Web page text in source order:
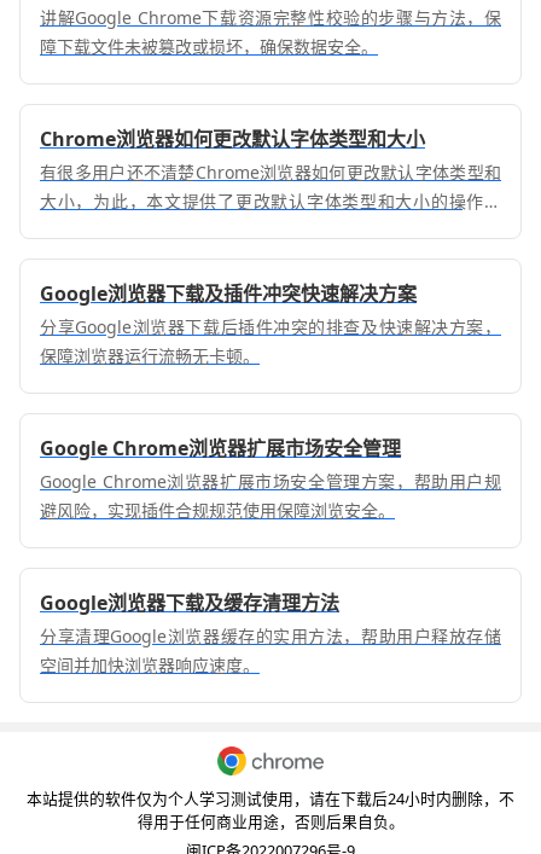
讲解Google Chrome下载资源完整性校验的步骤与方法，保
障下载文件未被篡改或损坏，确保数据安全。
Chrome浏览器如何更改默认字体类型和大小
有很多用户还不清楚Chrome浏览器如何更改默认字体类型和
大小，为此，本文提供了更改默认字体类型和大小的操作方
Google浏览器下载及插件冲突快速解决方案
分享Google浏览器下载后插件冲突的排查及快速解决方案，
保障浏览器运行流畅无卡顿。
Google Chrome浏览器扩展市场安全管理
Google Chrome浏览器扩展市场安全管理方案，帮助用户规
避风险，实现插件合规规范使用保障浏览安全。
Google浏览器下载及缓存清理方法
分享清理Google浏览器缓存的实用方法，帮助用户释放存储
空间并加快浏览器响应速度。
本站提供的软件仅为个人学习测试使用，请在下载后24小时内删除，不
得用于任何商业用途，否则后果自负。